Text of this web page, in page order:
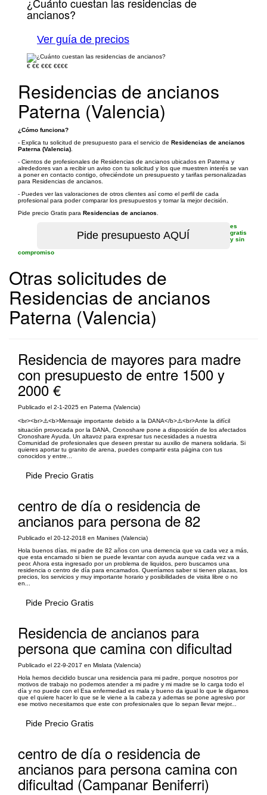
ancianos?
Ver guía de precios
€ €€ €€€ €€€€
Residencias de ancianos
Paterna (Valencia)
¿Cómo funciona?
- Explica tu solicitud de presupuesto para el servicio de Residencias de ancianos
Paterna (Valencia)
- Cientos de profesionales de Residencias de ancianos ubicados en Paterna y
alrededores van a recibir un aviso con tu solicitud y los que muestren interés se van
a poner en contacto contigo, ofreciéndote un presupuesto y tarifas personalizadas
para Residencias de ancianos.
- Puedes ver las valoraciones de otros clientes así como el perfil de cada
profesional para poder comparar los presupuestos y tomar la mejor decisión.
Pide precio Gratis para Residencias de ancianos
es
gratis
y sin
compromiso
Otras solicitudes de
Residencias de ancianos
Paterna (Valencia)
Residencia de mayores para madre
con presupuesto de entre 1500 y
2000 €
Publicado el 2-1-2025 en Paterna (Valencia)
<br><br>⚠️<b>Mensaje importante debido a la DANA</b>⚠️<br>Ante la difícil
situación provocada por la DANA, Cronoshare pone a disposición de los afectados
Cronoshare Ayuda. Un altavoz para expresar tus necesidades a nuestra
Comunidad de profesionales que deseen prestar su auxilio de manera solidaria. Si
quieres aportar tu granito de arena, puedes compartir esta página con tus
conocidos y entre...
Pide Precio Gratis
centro de día o residencia de
ancianos para persona de 82
Publicado el 20-12-2018 en Manises (Valencia)
Hola buenos días, mi padre de 82 años con una demencia que va cada vez a más,
que esta encamado si bien se puede levantar con ayuda aunque cada vez va a
peor. Ahora esta ingresado por un problema de liquidos, pero buscamos una
residencia o centro de día para encamados. Querríamos saber si tienen plazas, los
precios, los servicios y muy importante horario y posibilidades de visita libre o no
en...
Pide Precio Gratis
Residencia de ancianos para
persona que camina con dificultad
Publicado el 22-9-2017 en Mislata (Valencia)
Hola hemos decidido buscar una residencia para mi padre, porque nosotros por
motivos de trabajo no podemos atender a mi padre y mi madre se lo carga todo el
día y no puede con el Esa enfermedad es mala y bueno da igual lo que le digamos
que el quiere hacer lo que se le viene a la cabeza y ademas se pone agresivo por
ese motivo necesitamos que este con profesionales que lo sepan llevar mejor...
Pide Precio Gratis
centro de día o residencia de
ancianos para persona camina con
dificultad (Campanar Beniferri)